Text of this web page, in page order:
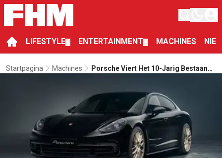
LIFESTYLE ENTERTAINMENT MACHINES
Startpagina Machines
Porsche Viert Het 10-Jarig Bestaan